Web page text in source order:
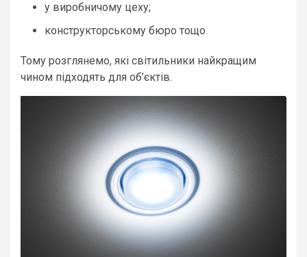
у виробничому цеху;
конструкторському бюро тощо.
Тому розглянемо, які світильники найкращим
чином підходять для об’єктів.